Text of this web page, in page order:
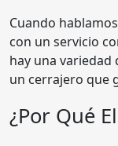
Cuando
con un servicio
hay una variedad
un cerrajero que
¿Por Qué